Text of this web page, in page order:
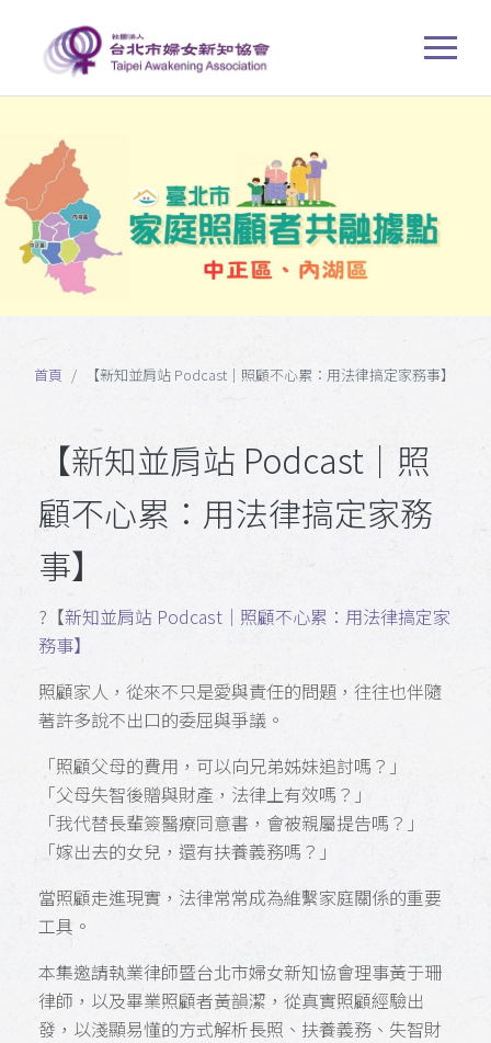
首頁 【新知並肩站 Podcast｜照顧不心累：用法律搞定家務事】
【新知並肩站 Podcast｜照
顧不心累：用法律搞定家務
事】
?️【新知並肩站 Podcast｜照顧不心累：用法律搞定家
務事】
照顧家人，從來不只是愛與責任的問題，往往也伴隨
著許多說不出口的委屈與爭議。
「照顧父母的費用，可以向兄弟姊妹追討嗎？」
「父母失智後贈與財產，法律上有效嗎？」
「我代替長輩簽醫療同意書，會被親屬提告嗎？」
「嫁出去的女兒，還有扶養義務嗎？」
當照顧走進現實，法律常常成為維繫家庭關係的重要
工具。
本集邀請執業律師暨台北市婦女新知協會理事黃于珊
律師，以及畢業照顧者黃韻潔，從真實照顧經驗出
發，以淺顯易懂的方式解析長照、扶養義務、失智財